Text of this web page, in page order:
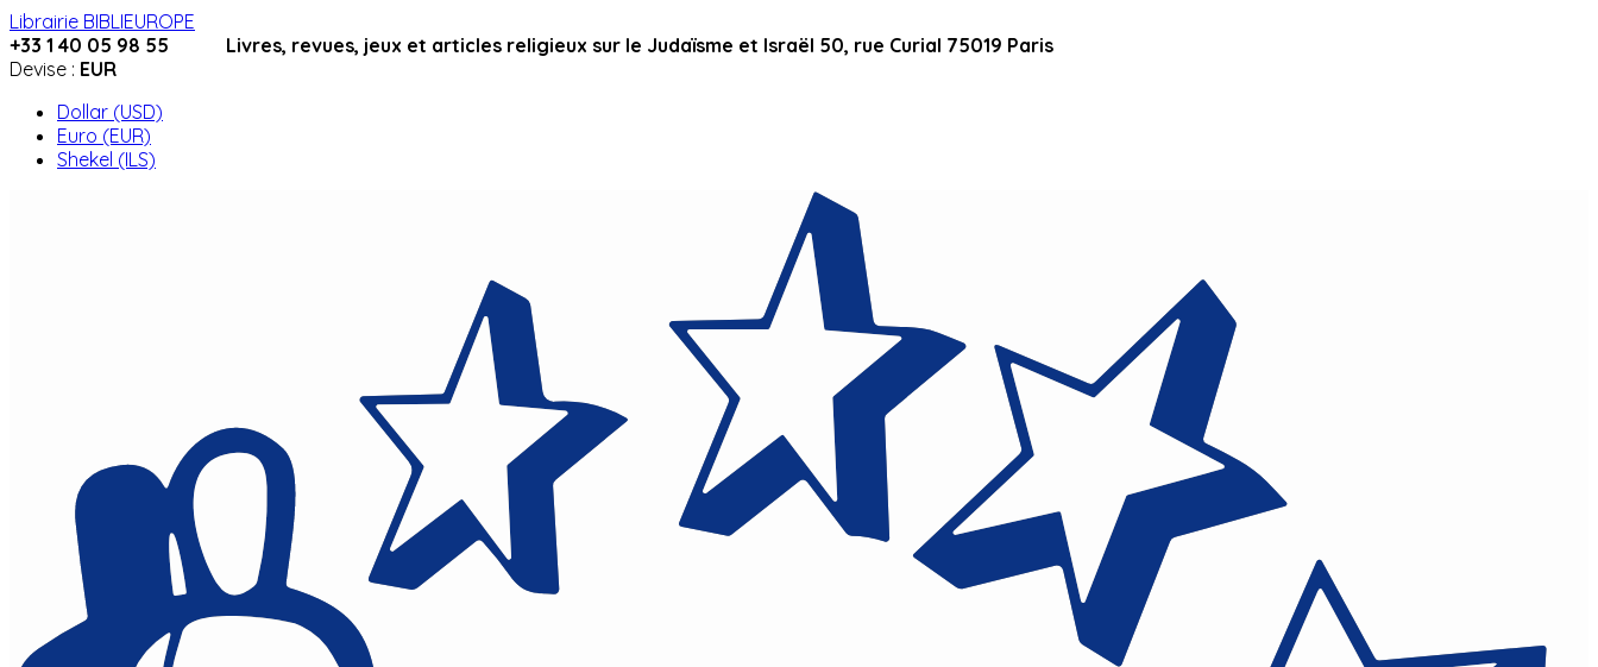
Librairie BIBLIEUROPE
+33 1 40 05 98 55 Livres, revues, jeux et articles religieux sur le Judaïsme et Israël 50, rue Curial 75019 Paris
Devise : EUR
Dollar (USD)
Euro (EUR)
Shekel (ILS)